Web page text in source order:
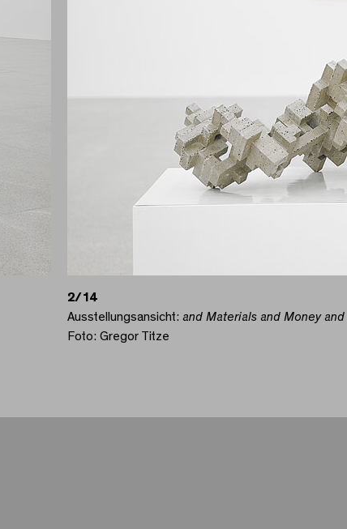
2/14
Ausstellungsansicht: and Materials and Money and
Foto: Gregor Titze